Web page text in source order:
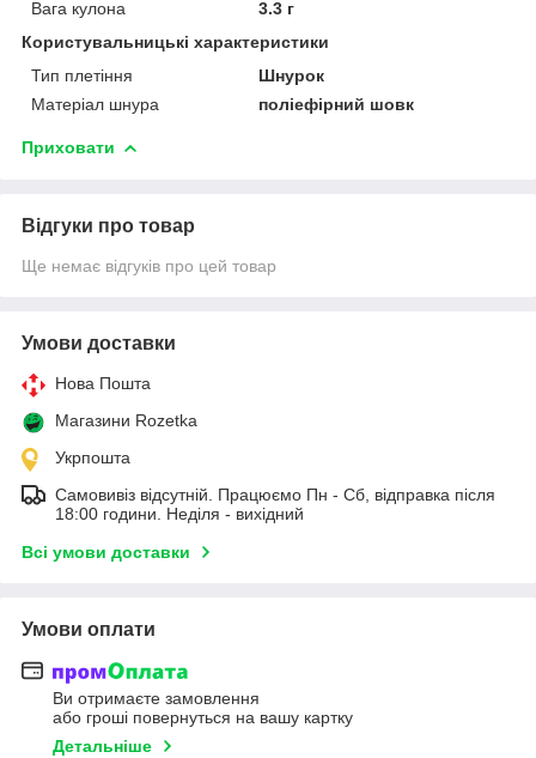
Вага кулона
3.3 г
Користувальницькі характеристики
Тип плетіння
Шнурок
Матеріал шнура
поліефірний шовк
Приховати
Відгуки про товар
Ще немає відгуків про цей товар
Умови доставки
Нова Пошта
Магазини Rozetka
Укрпошта
Самовивіз відсутній. Працюємо Пн - Сб, відправка після
18:00 години. Неділя - вихідний
Всі умови доставки
Умови оплати
Ви отримаєте замовлення
або гроші повернуться на вашу картку
Детальніше